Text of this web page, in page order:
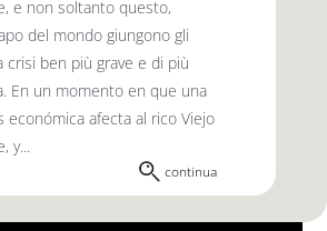
e non soltanto questo,
del mondo giungono gli
crisi ben più grave e di più
En un momento en que una
económica afecta al rico Viejo
y...
continua